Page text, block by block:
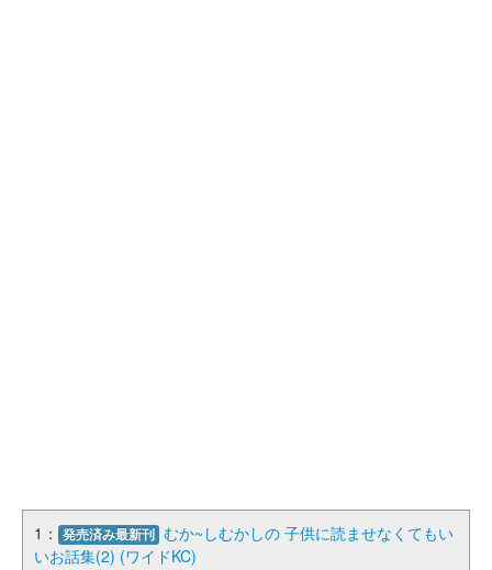
1： 発売済み最新刊 むか~しむかしの 子供に読ませなくてもい
いお話集(2) (ワイドKC)